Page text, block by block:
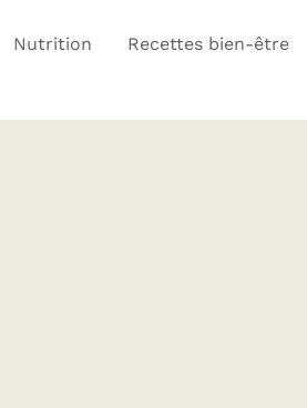
Nutrition Recettes bien-être